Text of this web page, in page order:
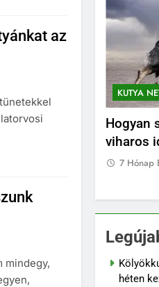
az
mindegy,
a
KUTYA
Orosz
7 Hónap
héten